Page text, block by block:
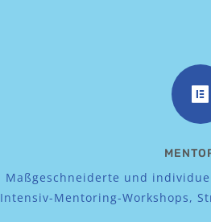

Maßgeschneiderte und
Intensiv-Mentoring-Workshops,